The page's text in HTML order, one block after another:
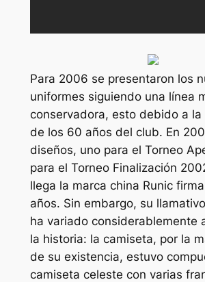
Para 2006 se presentaron los
uniformes siguiendo una línea
conservadora, esto debido a la
de los 60 años del club. En
diseños, uno para el Torneo
para el Torneo Finalización
llega la marca china Runic
años. Sin embargo, su
ha variado considerablemente
la historia: la camiseta, por la
de su existencia, estuvo
camiseta celeste con varias